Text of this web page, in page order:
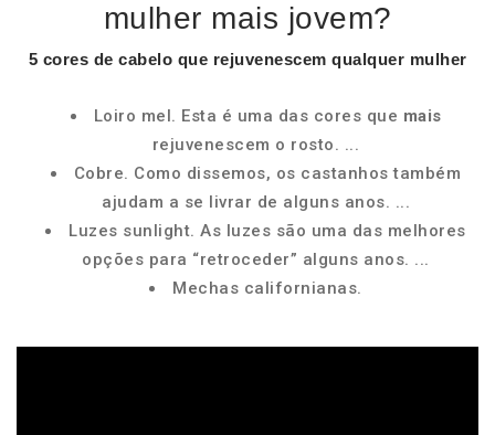
mulher mais jovem?
5 cores de cabelo que rejuvenescem qualquer mulher
Loiro mel. Esta é uma das cores que mais
rejuvenescem o rosto. ...
Cobre. Como dissemos, os castanhos também
ajudam a se livrar de alguns anos. ...
Luzes sunlight. As luzes são uma das melhores
opções para “retroceder” alguns anos. ...
Mechas californianas.